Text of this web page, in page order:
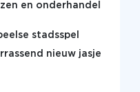
en onderhandel
stadsspel
nieuw jasje